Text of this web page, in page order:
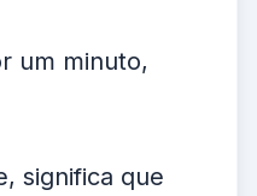
um minuto,
significa que